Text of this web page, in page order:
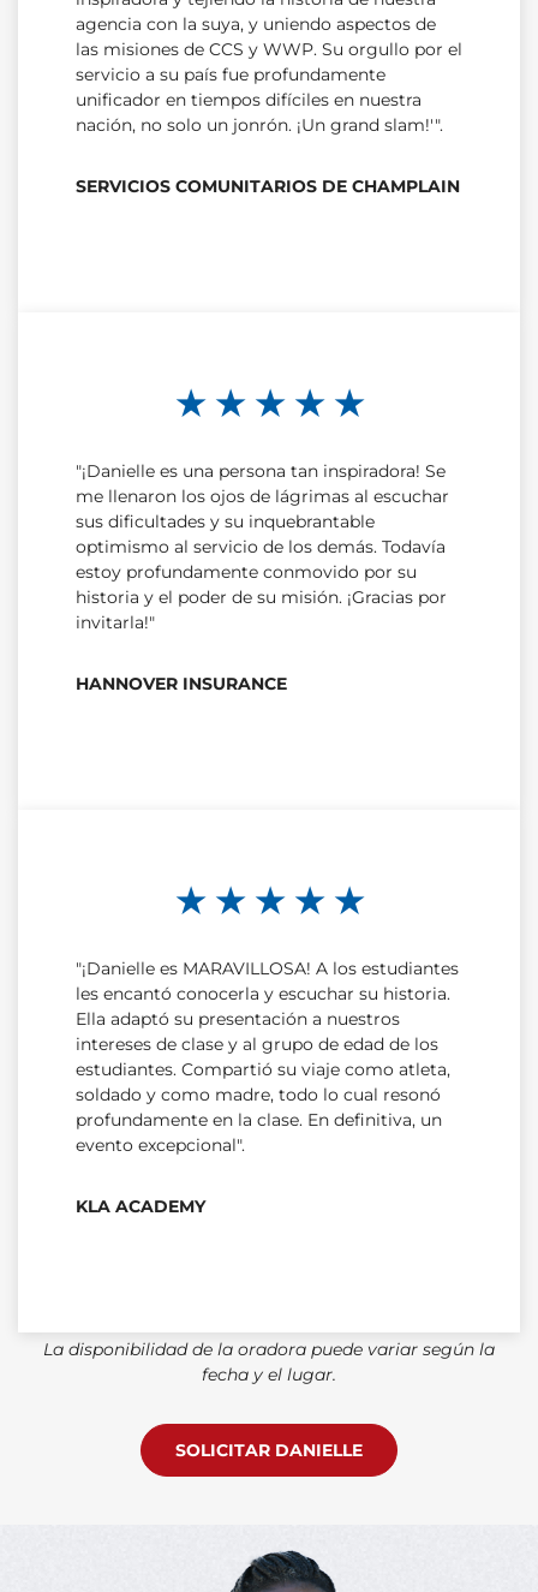
agencia con la suya, y uniendo aspectos de
las misiones de CCS y WWP. Su orgullo por el
servicio a su país fue profundamente
unificador en tiempos difíciles en nuestra
nación, no solo un jonrón. ¡Un grand slam!'".
SERVICIOS COMUNITARIOS DE CHAMPLAIN
★ ★ ★ ★ ★
"¡Danielle es una persona tan inspiradora! Se
me llenaron los ojos de lágrimas al escuchar
sus dificultades y su inquebrantable
optimismo al servicio de los demás. Todavía
estoy profundamente conmovido por su
historia y el poder de su misión. ¡Gracias por
invitarla!"
HANNOVER INSURANCE
★ ★ ★ ★ ★
"¡Danielle es MARAVILLOSA! A los estudiantes
les encantó conocerla y escuchar su historia.
Ella adaptó su presentación a nuestros
intereses de clase y al grupo de edad de los
estudiantes. Compartió su viaje como atleta,
soldado y como madre, todo lo cual resonó
profundamente en la clase. En definitiva, un
evento excepcional".
KLA ACADEMY
La disponibilidad de la oradora puede variar según la
fecha y el lugar.
SOLICITAR DANIELLE